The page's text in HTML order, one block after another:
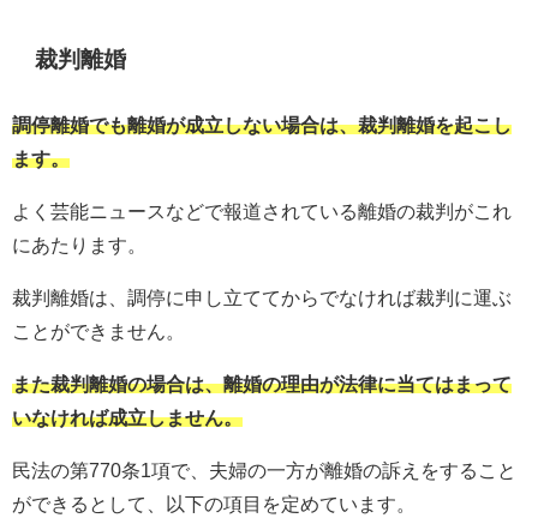
裁判離婚
調停離婚でも離婚が成立しない場合は、裁判離婚を起こし
ます。
よく芸能ニュースなどで報道されている離婚の裁判がこれ
にあたります。
裁判離婚は、調停に申し立ててからでなければ裁判に運ぶ
ことができません。
また裁判離婚の場合は、離婚の理由が法律に当てはまって
いなければ成立しません。
民法の第770条1項で、夫婦の一方が離婚の訴えをすること
ができるとして、以下の項目を定めています。